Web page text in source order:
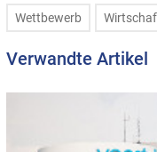
Wettbewerb
Verwandte Artikel